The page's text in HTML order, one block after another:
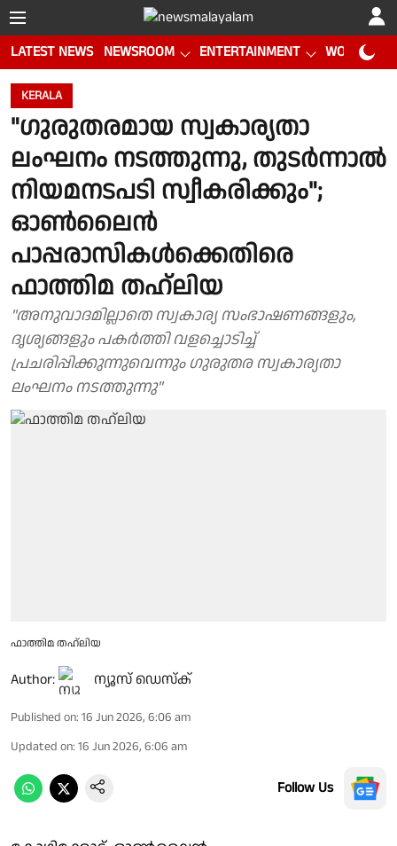
LATEST NEWS NEWSROOM ENTERTAINMENT WORLD CUP
KERALA
"ഗുരുതരമായ സ്വകാര്യതാ
ലംഘനം നടത്തുന്നു, തുടർന്നാൽ
നിയമനടപടി സ്വീകരിക്കും";
ഓൺലൈൻ
പാപ്പരാസികൾക്കെതിരെ
ഫാത്തിമ തഹ്‌ലിയ
"അനുവാദമില്ലാതെ സ്വകാര്യ സംഭാഷണങ്ങളും,
ദൃശ്യങ്ങളും പകർത്തി വളച്ചൊടിച്ച്
പ്രചരിപ്പിക്കുന്നുവെന്നും ഗുരുതര സ്വകാര്യതാ
ലംഘനം നടത്തുന്നു"
ഫാത്തിമ തഹ്ലിയ
Author: ന്യൂസ് ഡെസ്ക്
Published on: 16 Jun 2026, 6:06 am
Updated on: 16 Jun 2026, 6:06 am
Follow Us